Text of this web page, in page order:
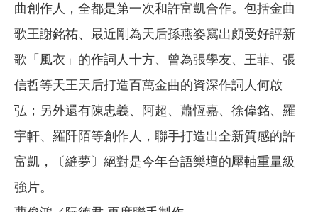
曲創作人，全都是第一次和許富凱合作。包括金曲
歌王謝銘祐、最近剛為天后孫燕姿寫出頗受好評新
歌「風衣」的作詞人十方、曾為張學友、王菲、張
信哲等天王天后打造百萬金曲的資深作詞人何啟
弘；另外還有陳忠義、阿超、蕭恆嘉、徐偉銘、羅
宇軒、羅阡陌等創作人，聯手打造出全新質感的許
富凱，〔縫夢〕絕對是今年台語樂壇的壓軸重量級
強片。